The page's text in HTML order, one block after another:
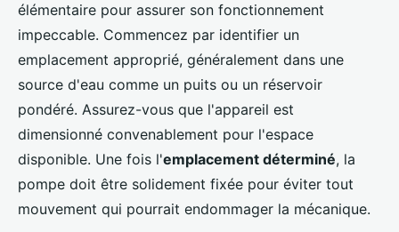
élémentaire pour assurer son fonctionnement
impeccable. Commencez par identifier un
emplacement approprié, généralement dans une
source d'eau comme un puits ou un réservoir
pondéré. Assurez-vous que l'appareil est
dimensionné convenablement pour l'espace
disponible. Une fois l'emplacement déterminé, la
pompe doit être solidement fixée pour éviter tout
mouvement qui pourrait endommager la mécanique.